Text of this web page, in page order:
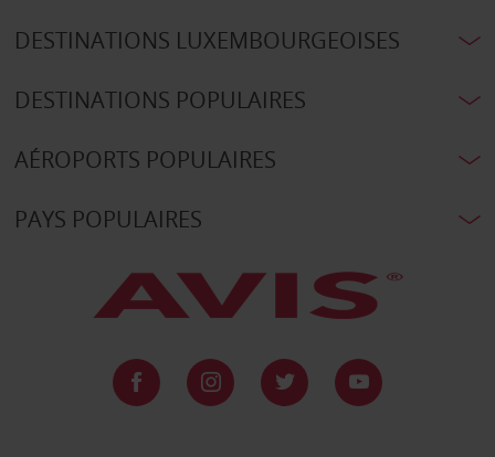
DESTINATIONS LUXEMBOURGEOISES
DESTINATIONS POPULAIRES
AÉROPORTS POPULAIRES
PAYS POPULAIRES